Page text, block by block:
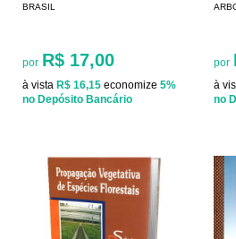
BRASIL
por R$ 17,00
à vista R$ 16,15 economize 5%
no Depósito Bancário
por
à
no